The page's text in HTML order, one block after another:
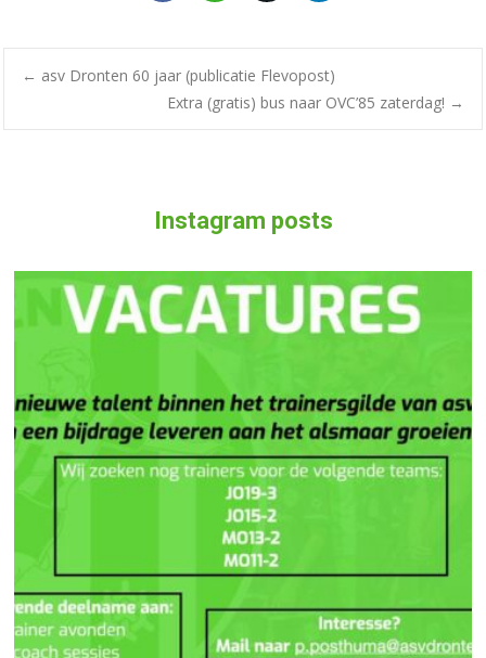
← asv Dronten 60 jaar (publicatie Flevopost)
Extra (gratis) bus naar OVC’85 zaterdag! →
Instagram posts